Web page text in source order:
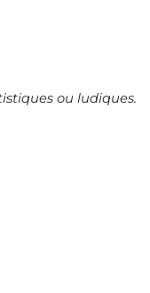
ou ludiques.